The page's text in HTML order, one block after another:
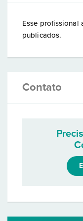
Esse profissional
publicados.
Contato